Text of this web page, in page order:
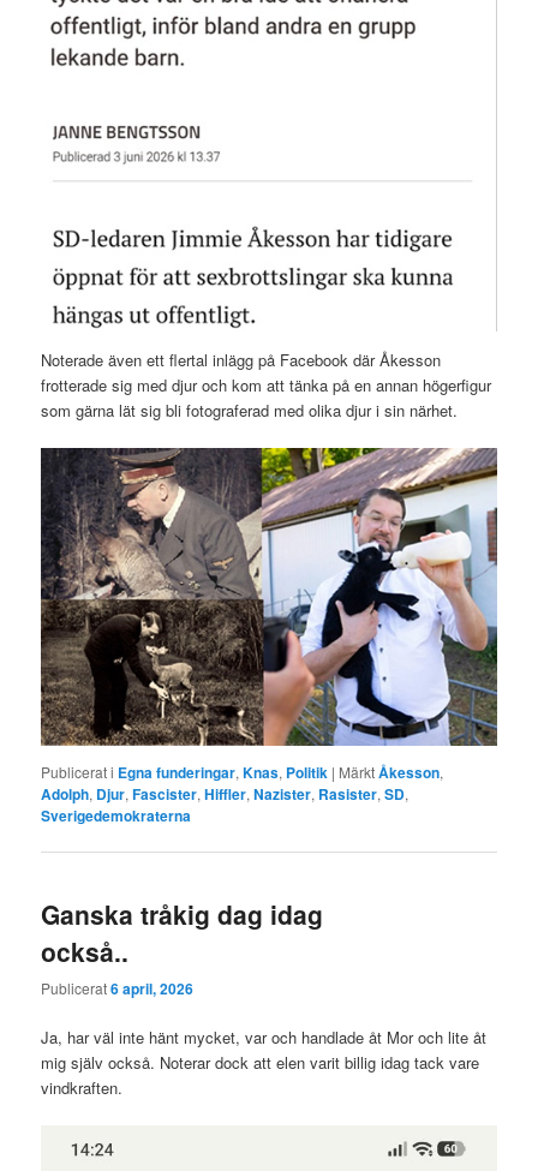
Noterade även ett flertal inlägg på Facebook där Åkesson
frotterade sig med djur och kom att tänka på en annan högerfigur
som gärna lät sig bli fotograferad med olika djur i sin närhet.
Publicerat i Egna funderingar,Knas, Politik | MärktÅkesson,
Adolph, Djur,Fascister,Hiffler,Nazister, Rasister,SD,
Sverigedemokraterna
Ganska tråkig dag idag
också..
Publicerat6 april, 2026
Ja, har väl inte hänt mycket, var och handlade åt Mor och lite åt
mig själv också. Noterar dock att elen varit billig idag tack vare
vindkraften.